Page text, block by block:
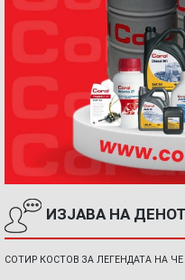
ИЗЈАВА НА ДЕНОТ
СОТИР КОСТОВ ЗА ЛЕГЕНДАТА НА ЧЕ